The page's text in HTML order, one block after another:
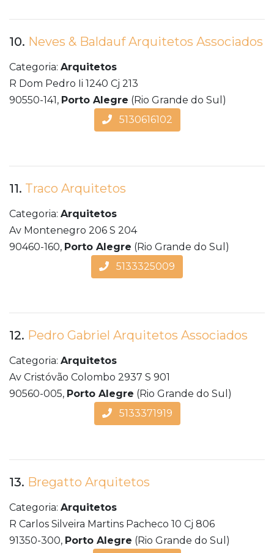
10. Neves & Baldauf Arquitetos Associados
Categoria: Arquitetos
R Dom Pedro Ii 1240 Cj 213
90550-141, Porto Alegre (Rio Grande do Sul)
5130616102
11. Traco Arquitetos
Categoria: Arquitetos
Av Montenegro 206 S 204
90460-160, Porto Alegre (Rio Grande do Sul)
5133325009
12. Pedro Gabriel Arquitetos Associados
Categoria: Arquitetos
Av Cristóvão Colombo 2937 S 901
90560-005, Porto Alegre (Rio Grande do Sul)
5133371919
13. Bregatto Arquitetos
Categoria: Arquitetos
R Carlos Silveira Martins Pacheco 10 Cj 806
91350-300, Porto Alegre (Rio Grande do Sul)